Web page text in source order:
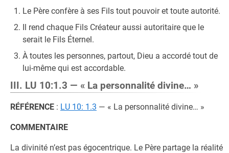
Le Père confère à ses Fils tout pouvoir et toute autorité.
Il rend chaque Fils Créateur aussi autoritaire que le
serait le Fils Éternel.
À toutes les personnes, partout, Dieu a accordé tout de
lui-même qui est accordable.
III. LU 10:1.3 — « La personnalité divine… »
RÉFÉRENCE : LU 10: 1.3 — « La personnalité divine… »
COMMENTAIRE
La divinité n’est pas égocentrique. Le Père partage la réalité